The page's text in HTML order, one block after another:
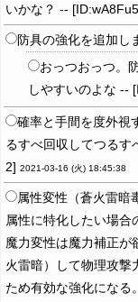
いかな？ --
防具の強化を追加し
おっつおっつ。
しやすいのよな --
確率と手間を度外視
るすべ回収してつる
2] 2021-03-16 (火) 18:45:38
属性変性（蒼火雷暗
属性に特化したい場合
魔力変性は魔力補正が
火雷暗）して物理攻撃
ため有効な強化になる